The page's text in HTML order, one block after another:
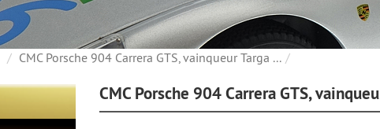
CMC Porsche 904 Carrera GTS, vainqueur Targa ...
CMC Porsche 904 Carrera GTS,